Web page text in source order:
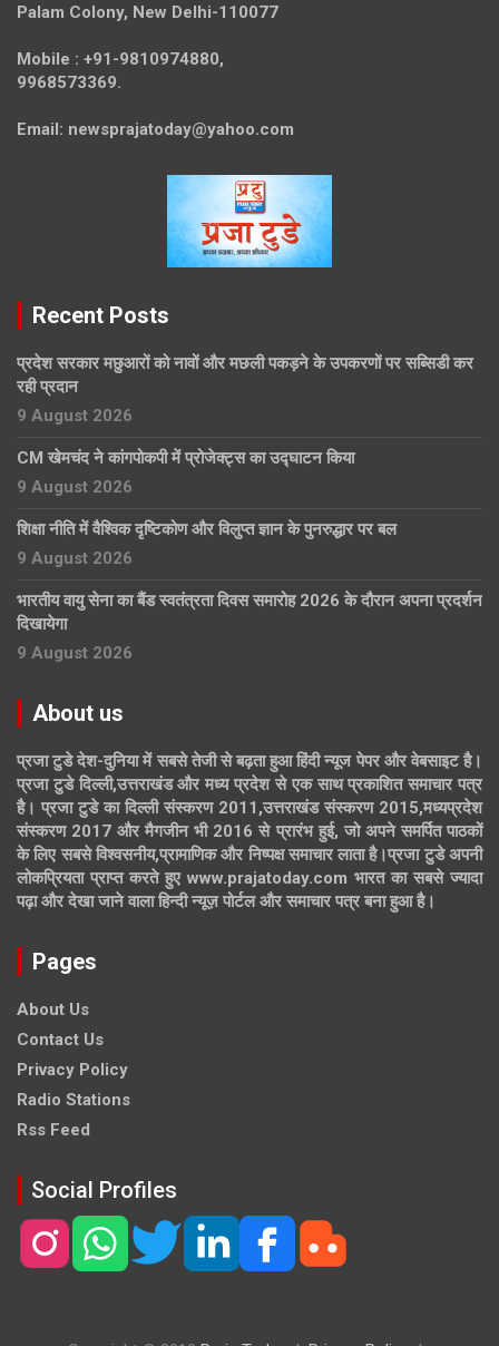
Palam Colony, New Delhi-110077
Mobile : +91-9810974880,
9968573369.
Email: newsprajatoday@yahoo.com
Recent Posts
प्रदेश सरकार मछुआरों को नावों और मछली पकड़ने के उपकरणों पर सब्सिडी कर
रही प्रदान
9 August 2026
CM खेमचंद ने कांगपोकपी में प्रोजेक्ट्स का उद्घाटन किया
9 August 2026
शिक्षा नीति में वैश्विक दृष्टिकोण और विलुप्त ज्ञान के पुनरुद्धार पर बल
9 August 2026
भारतीय वायु सेना का बैंड स्वतंत्रता दिवस समारोह 2026 के दौरान अपना प्रदर्शन
दिखायेगा
9 August 2026
About us
प्रजा टुडे देश-दुनिया में सबसे तेजी से बढ़ता हुआ हिंदी न्यूज पेपर और वेबसाइट है।
प्रजा टुडे दिल्ली,उत्तराखंड और मध्य प्रदेश से एक साथ प्रकाशित समाचार पत्र
है। प्रजा टुडे का दिल्ली संस्करण 2011,उत्तराखंड संस्करण 2015,मध्यप्रदेश
संस्करण 2017 और मैगजीन भी 2016 से प्रारंभ हुई, जो अपने समर्पित पाठकों
के लिए सबसे विश्वसनीय,प्रामाणिक और निष्पक्ष समाचार लाता है।प्रजा टुडे अपनी
लोकप्रियता प्राप्त करते हुए www.prajatoday.com भारत का सबसे ज्यादा
पढ़ा और देखा जाने वाला हिन्दी न्यूज़ पोर्टल और समाचार पत्र बना हुआ है।
Pages
About Us
Contact Us
Privacy Policy
Radio Stations
Rss Feed
Social Profiles